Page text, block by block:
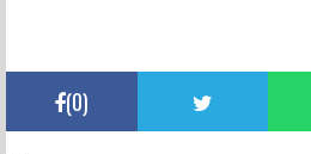
(0)